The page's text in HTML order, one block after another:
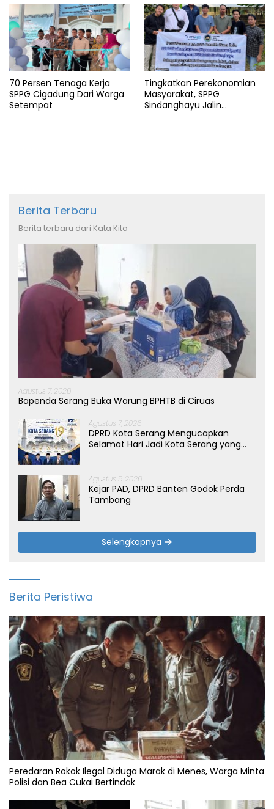
70 Persen Tenaga Kerja
SPPG Cigadung Dari Warga
Setempat
Tingkatkan Perekonomian
Masyarakat, SPPG
Sindanghayu Jalin
Berita Terbaru
Berita terbaru dari Kata Kita
Agustus 7, 2026
Bapenda Serang Buka Warung BPHTB di Ciruas
Agustus 7, 2026
DPRD Kota Serang Mengucapkan
Selamat Hari Jadi Kota Serang yang
Agustus 5, 2026
Kejar PAD, DPRD Banten Godok Perda
Tambang
Selengkapnya
Berita Peristiwa
Peredaran Rokok Ilegal Diduga Marak di Menes, Warga Minta
Polisi dan Bea Cukai Bertindak